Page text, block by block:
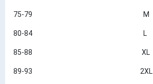
75-79 M
80-84 L
85-88 XL
89-93 2XL